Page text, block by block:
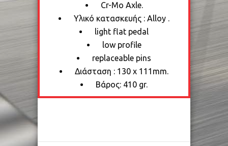
Cr-Mo Axle.
Υλικό κατασκευής : Alloy .
light flat pedal
low profile
replaceable pins
Διάσταση : 130 x 111mm.
Βάρος: 410 gr.